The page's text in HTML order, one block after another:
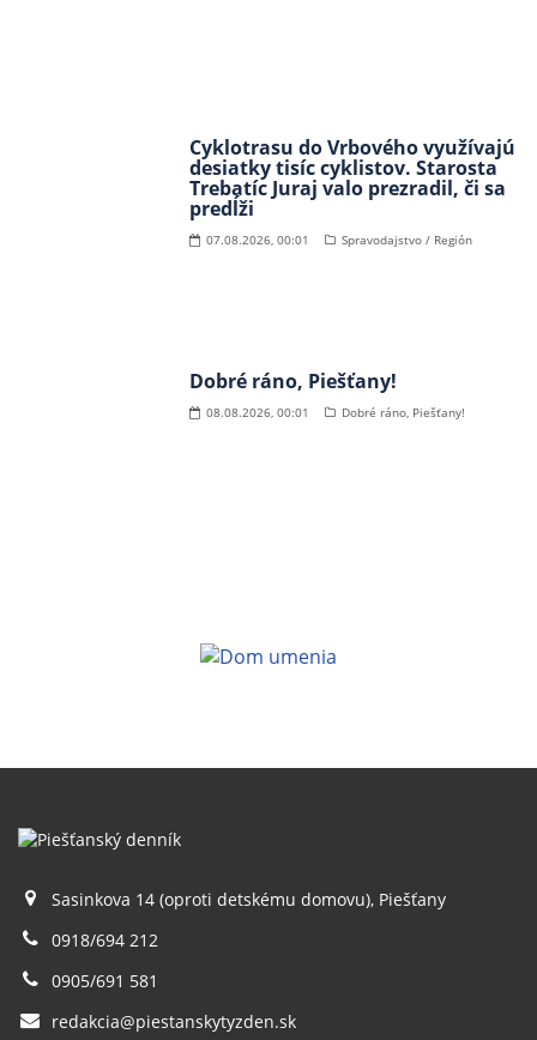
Cyklotrasu do Vrbového využívajú
desiatky tisíc cyklistov. Starosta
Trebatíc Juraj valo prezradil, či sa
predĺži
07.08.2026, 00:01 Spravodajstvo / Región
Dobré ráno, Piešťany!
08.08.2026, 00:01 Dobré ráno, Piešťany!
Sasinkova 14 (oproti detskému domovu), Piešťany
0918/694 212
0905/691 581
redakcia@piestanskytyzden.sk